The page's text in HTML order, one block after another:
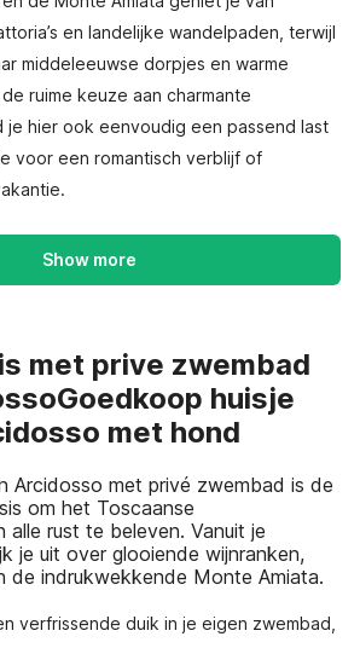
en landelijke wandelpaden, terwijl
middeleeuwse dorpjes en warme
ruime keuze aan charmante
je hier ook eenvoudig een passend last
voor een romantisch verblijf of
Show more
met prive zwembad
huisje
met hond
Arcidosso met privé zwembad is de
om het Toscaanse
alle rust te beleven. Vanuit je
je uit over glooiende wijnranken,
de indrukwekkende Monte Amiata.
verfrissende duik in je eigen zwembad,